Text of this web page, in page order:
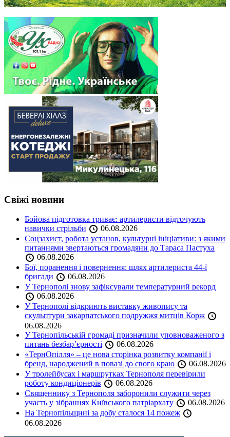
Свіжі новини
Бойова підготовка триває: артилеристи відточують
навички стрільби
06.08.2026
Соцзахист, робота установ, культурні ініціативи: з якими
питаннями звертаються громадяни до Тараса Пастуха
06.08.2026
Бої, поранення і повернення: шлях артилериста 44-ї
бригади
06.08.2026
У Тернополі знову зафіксували температурний рекорд
06.08.2026
У Тернополі відкриють виставку живопису та
скульптури закарпатського подружжя митців Корж
06.08.2026
У Тернопільській громаді призначили уповноваженого з
питань безбар’єрності
06.08.2026
«ТернОпілля» – це нова сторінка розвитку компанії і
бренд, народжений в повазі до свого краю
06.08.2026
У тролейбусах і маршрутках Тернополя перевірили
роботу кондиціонерів
06.08.2026
Священнику з Тернополя заборонили служити через
участь у зібраннях Київського патріархату
06.08.2026
На Тернопільщині за добу сталося 14 пожеж
06.08.2026